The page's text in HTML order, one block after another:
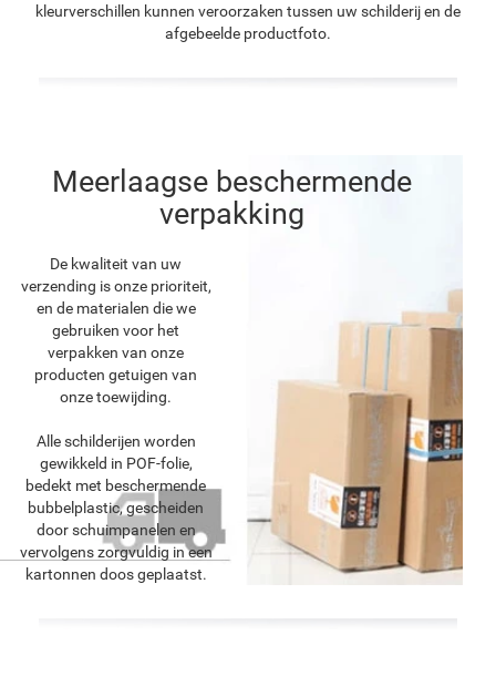
kleurverschillen kunnen veroorzaken tussen uw schilderij en de
afgebeelde productfoto.
Meerlaagse beschermende
verpakking
De kwaliteit van uw
verzending is onze prioriteit,
en de materialen die we
gebruiken voor het
verpakken van onze
producten getuigen van
onze toewijding.
Alle schilderijen worden
gewikkeld in POF-folie,
bedekt met beschermende
bubbelplastic, gescheiden
door schuimpanelen en
vervolgens zorgvuldig in een
kartonnen doos geplaatst.